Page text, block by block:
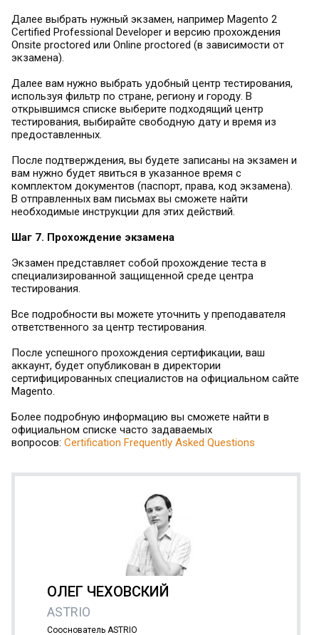
Далее выбрать нужный экзамен, например Magento 2
Certified Professional Developer и версию прохождения
Onsite proctored или Online proctored (в зависимости от
экзамена).
Далее вам нужно выбрать удобный центр тестирования,
используя фильтр по стране, региону и городу. В
открывшимся списке выберите подходящий центр
тестирования, выбирайте свободную дату и время из
предоставленных.
После подтверждения, вы будете записаны на экзамен и
вам нужно будет явиться в указанное время с
комплектом документов (паспорт, права, код экзамена).
В отправленных вам письмах вы сможете найти
необходимые инструкции для этих действий.
Шаг 7. Прохождение экзамена
Экзамен представляет собой прохождение теста в
специализированной защищенной среде центра
тестирования.
Все подробности вы можете уточнить у преподавателя
ответственного за центр тестирования.
После успешного прохождения сертификации, ваш
аккаунт, будет опубликован в директории
сертифицированных специалистов на официальном сайте
Magento.
Более подробную информацию вы сможете найти в
официальном списке часто задаваемых
вопросов: Certification Frequently Asked Questions
ОЛЕГ ЧЕХОВСКИЙ
ASTRIO
Сооснователь ASTRIO